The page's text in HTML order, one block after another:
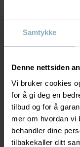
Samtykke
Denne nettsiden
Vi bruker cookies
for å gi deg en
tilbud og for å
mer om hvordan vi
behandler dine
tilbakekaller ditt
• Ekstra lange,
Varenummer:60603848
Produksjonsland:Kina
Fabrikk
Shunde Gain
Les mer
Materiale
95% Cotton Organic
5% Elastane
BÆREKRAFT
LEVERING